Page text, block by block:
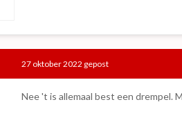
27 oktober 2022 gepost
Nee 't is allemaal best een drempel.